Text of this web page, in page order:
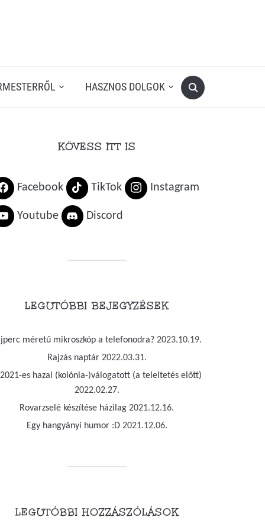
HASZNOS DOLGOK
KÖVESS ITT IS
Facebook TikTok Instagram
Youtube Discord
LEGUTÓBBI BEJEGYZÉSEK
méretű mikroszkóp a telefonodra? 2023.10.19.
Rajzás naptár 2022.03.31.
es hazai (kolónia-)válogatott (a teleltetés előtt)
2022.02.27.
Rovarzselé készítése házilag 2021.12.16.
Egy hangyányi humor :D 2021.12.06.
LEGUTÓBBI HOZZÁSZÓLÁSOK